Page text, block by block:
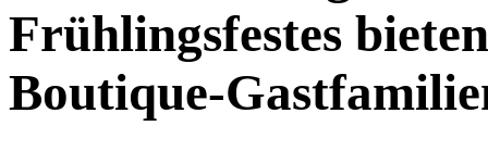
Frühlingsfestes
Boutique-